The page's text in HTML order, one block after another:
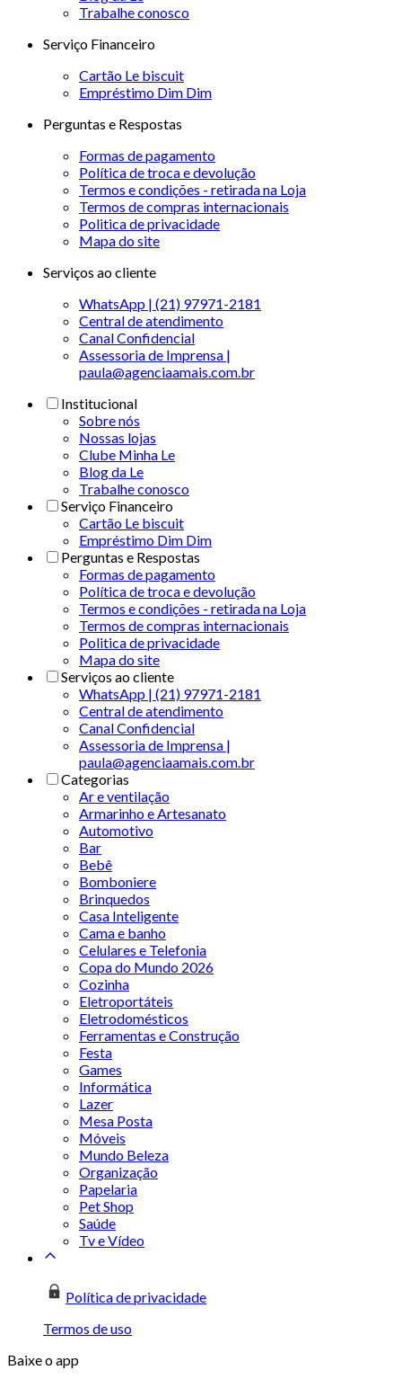
Trabalhe conosco
Serviço Financeiro
Cartão Le biscuit
Empréstimo Dim Dim
Perguntas e Respostas
Formas de pagamento
Política de troca e devolução
Termos e condições - retirada na Loja
Termos de compras internacionais
Politica de privacidade
Mapa do site
Serviços ao cliente
WhatsApp | (21) 97971-2181
Central de atendimento
Canal Confidencial
Assessoria de Imprensa |
paula@agenciaamais.com.br
Institucional
Sobre nós
Nossas lojas
Clube Minha Le
Blog da Le
Trabalhe conosco
Serviço Financeiro
Cartão Le biscuit
Empréstimo Dim Dim
Perguntas e Respostas
Formas de pagamento
Política de troca e devolução
Termos e condições - retirada na Loja
Termos de compras internacionais
Politica de privacidade
Mapa do site
Serviços ao cliente
WhatsApp | (21) 97971-2181
Central de atendimento
Canal Confidencial
Assessoria de Imprensa |
paula@agenciaamais.com.br
Categorias
Ar e ventilação
Armarinho e Artesanato
Automotivo
Bar
Bebê
Bomboniere
Brinquedos
Casa Inteligente
Cama e banho
Celulares e Telefonia
Copa do Mundo 2026
Cozinha
Eletroportáteis
Eletrodomésticos
Ferramentas e Construção
Festa
Games
Informática
Lazer
Mesa Posta
Móveis
Mundo Beleza
Organização
Papelaria
Pet Shop
Saúde
Tv e Vídeo
Política de privacidade
Termos de uso
Baixe o app